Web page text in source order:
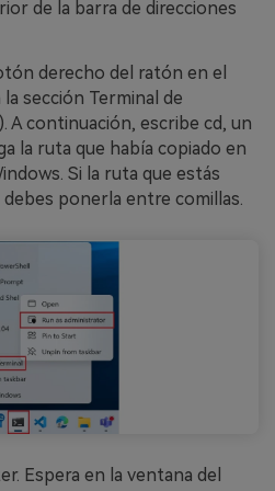
de la barra de direcciones
derecho del ratón en el
sección Terminal de
A continuación, escribe cd, un
la ruta que había copiado en
Si la ruta que estás
ponerla entre comillas.
Espera en la ventana del